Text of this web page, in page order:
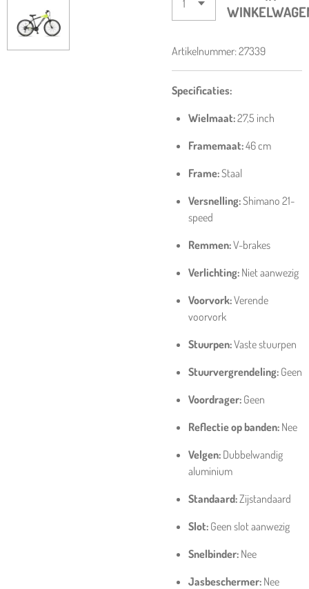
Artikelnummer:27339
Specificaties:
Wielmaat:27,5 inch
Framemaat:46 cm
Frame:Staal
Versnelling:Shimano 21-
speed
Remmen:V-brakes
Verlichting: Niet aanwezig
Voorvork:Verende
voorvork
Stuurpen:Vaste stuurpen
Stuurvergrendeling: Geen
Voordrager: Geen
Reflectie op banden: Nee
Velgen: Dubbelwandig
aluminium
Standaard:Zijstandaard
Slot: Geen slot aanwezig
Snelbinder: Nee
Jasbeschermer: Nee